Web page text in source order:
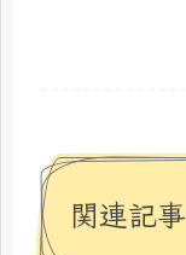
関連記事